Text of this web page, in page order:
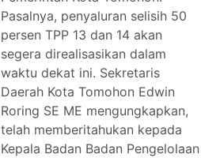
Pasalnya, penyaluran selisih 50
persen TPP 13 dan 14 akan
segera direalisasikan dalam
waktu dekat ini. Sekretaris
Daerah Kota Tomohon Edwin
Roring SE ME mengungkapkan,
telah memberitahukan kepada
Kepala Badan Badan Pengelolaan